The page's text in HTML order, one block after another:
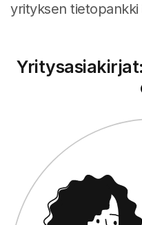
yrityksen